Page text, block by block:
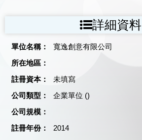
詳細資料
單位名稱：
寬逸創意有限公司
所在地區：
註冊資本：
未填寫
公司類型：
企業單位 ()
公司規模：
註冊年份：
2014